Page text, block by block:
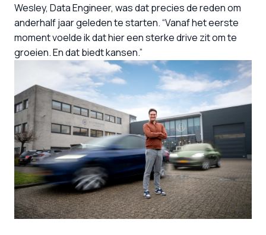
Wesley, Data Engineer, was dat precies de reden om
anderhalf jaar geleden te starten. “Vanaf het eerste
moment voelde ik dat hier een sterke drive zit om te
groeien. En dat biedt kansen.”